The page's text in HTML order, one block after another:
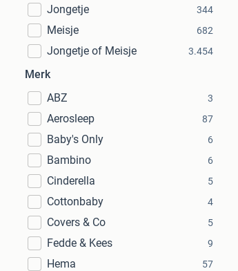
Jongetje
344
Meisje 682
Jongetje of Meisje 3.454
Merk
ABZ
3
Aerosleep 87
Baby's Only 6
Bambino 6
Cinderella 5
Cottonbaby 4
Covers & Co 5
Fedde & Kees 9
Hema 57